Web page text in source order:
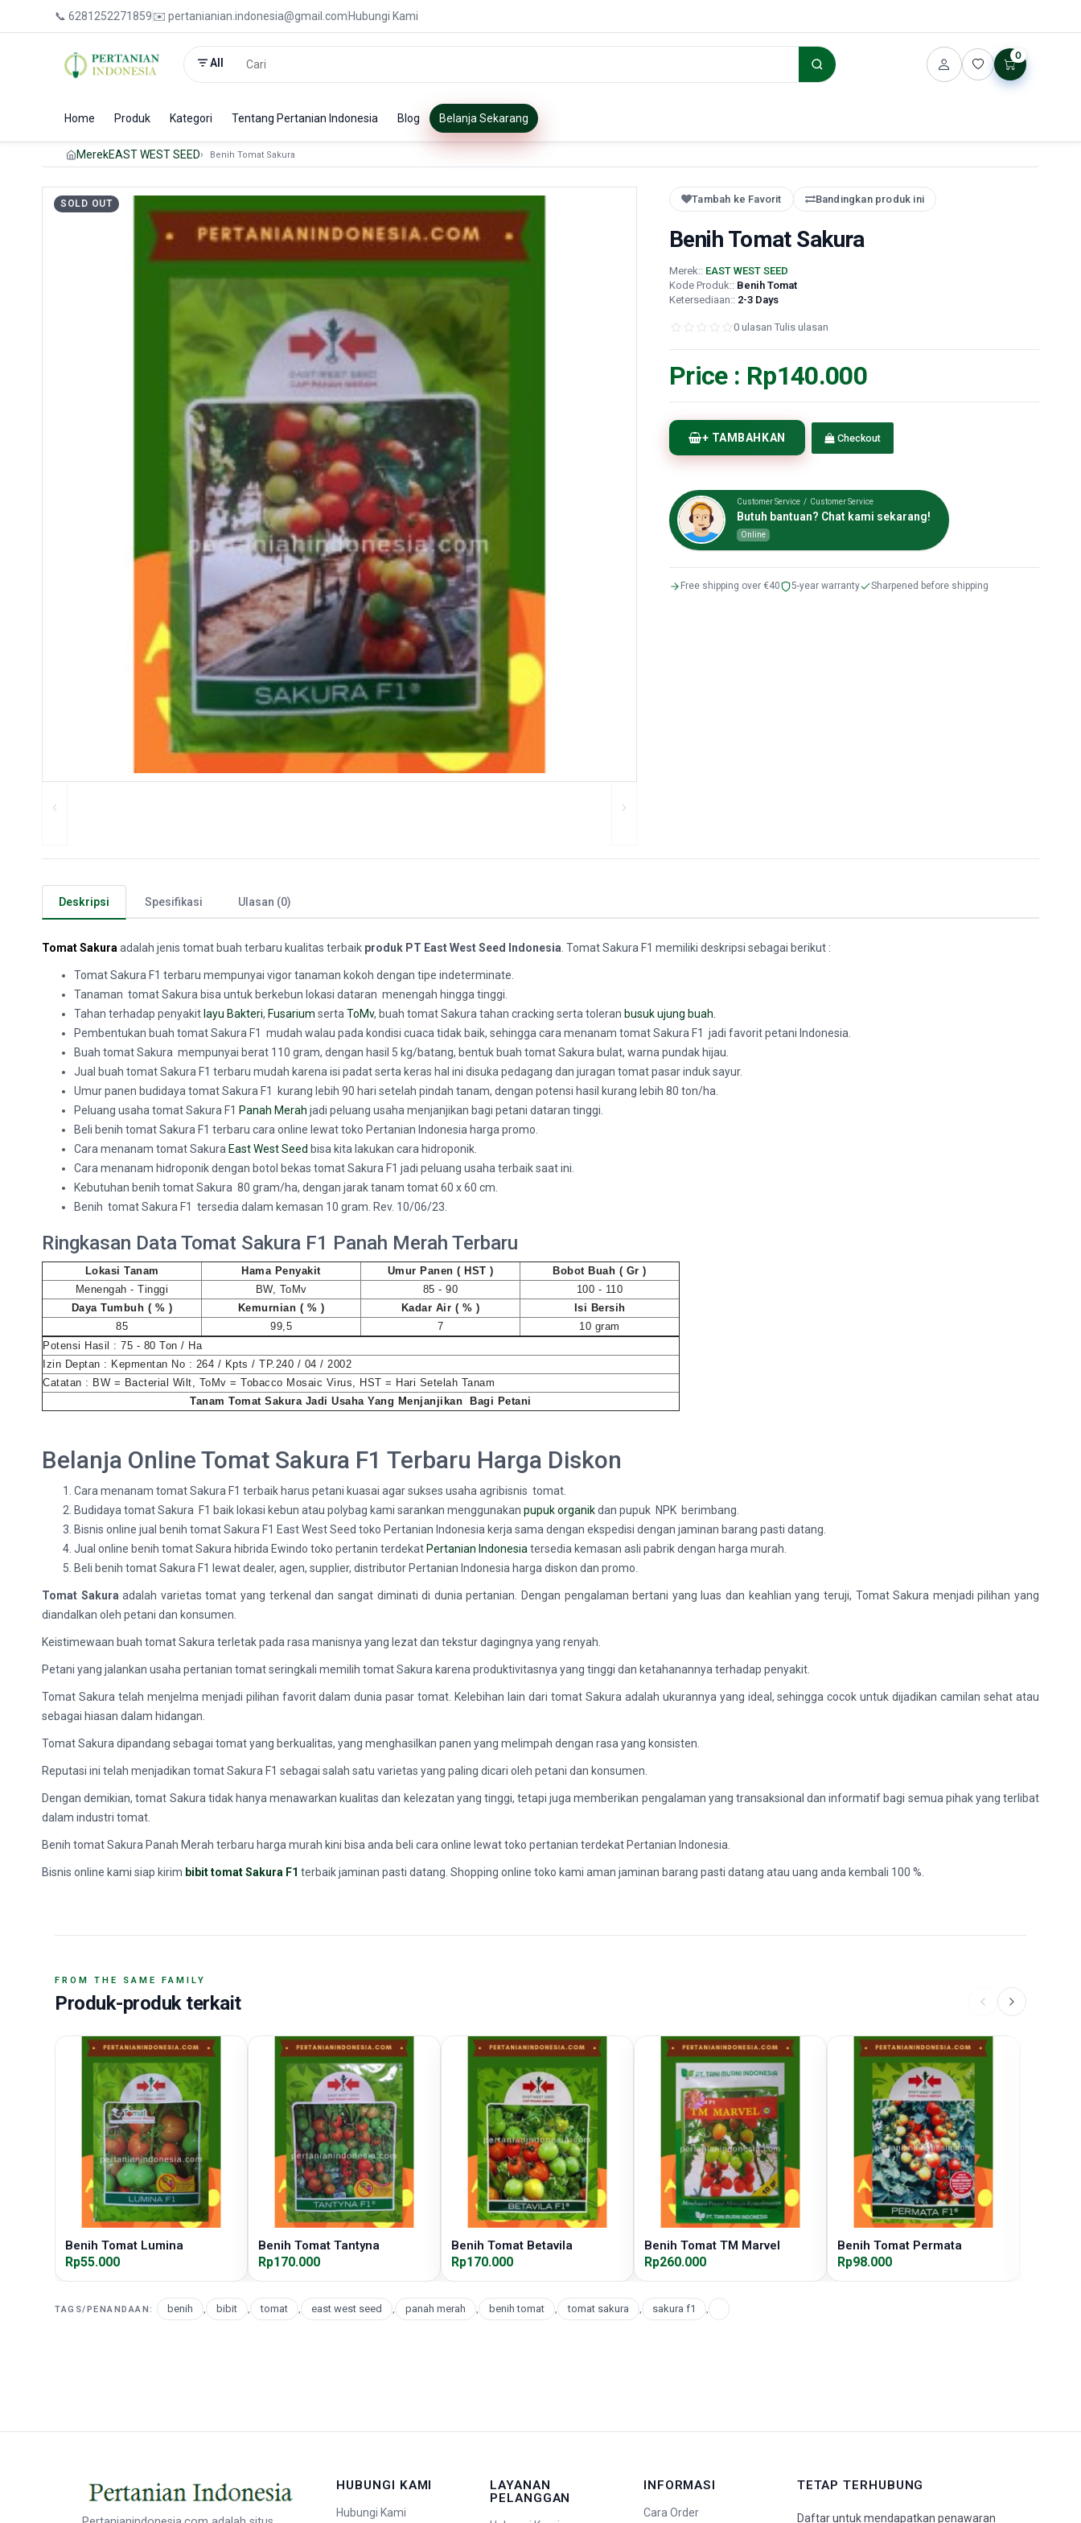
📞 6281252271859✉️ pertanianian.indonesia@gmail.com Hubungi Kami
All
0
Home Produk Kategori Tentang Pertanian Indonesia Blog Belanja Sekarang
MerekEAST WEST SEED Benih Tomat Sakura
SOLD OUT Tambah ke Favorit Bandingkan produk ini
Benih Tomat Sakura
Merek:: EAST WEST SEED
Kode Produk:: Benih Tomat
Ketersediaan:: 2-3 Days
0 ulasan Tulis ulasan
Price : Rp140.000
+ TAMBAHKAN Checkout
Customer Service / Customer Service
Butuh bantuan? Chat kami sekarang!
Online
Free shipping over €40 5-year warranty Sharpened before shipping
Deskripsi Spesifikasi Ulasan (0)
Tomat Sakura adalah jenis tomat buah terbaru kualitas terbaik produk PT East West Seed Indonesia . Tomat Sakura F1 memiliki deskripsi sebagai berikut :
Tomat Sakura F1 terbaru mempunyai vigor tanaman kokoh dengan tipe indeterminate.
Tanaman tomat Sakura bisa untuk berkebun lokasi dataran menengah hingga tinggi.
Tahan terhadap penyakit layu Bakteri, Fusarium serta ToMv, buah tomat Sakura tahan cracking serta toleran busuk ujung buah.
Pembentukan buah tomat Sakura F1 mudah walau pada kondisi cuaca tidak baik, sehingga cara menanam tomat Sakura F1 jadi favorit petani Indonesia.
Buah tomat Sakura mempunyai berat 110 gram, dengan hasil 5 kg/batang, bentuk buah tomat Sakura bulat, warna pundak hijau.
Jual buah tomat Sakura F1 terbaru mudah karena isi padat serta keras hal ini disuka pedagang dan juragan tomat pasar induk sayur.
Umur panen budidaya tomat Sakura F1 kurang lebih 90 hari setelah pindah tanam, dengan potensi hasil kurang lebih 80 ton/ha.
Peluang usaha tomat Sakura F1 Panah Merah jadi peluang usaha menjanjikan bagi petani dataran tinggi.
Beli benih tomat Sakura F1 terbaru cara online lewat toko Pertanian Indonesia harga promo.
Cara menanam tomat Sakura East West Seed bisa kita lakukan cara hidroponik.
Cara menanam hidroponik dengan botol bekas tomat Sakura F1 jadi peluang usaha terbaik saat ini.
Kebutuhan benih tomat Sakura 80 gram/ha, dengan jarak tanam tomat 60 x 60 cm.
Benih tomat Sakura F1 tersedia dalam kemasan 10 gram. Rev. 10/06/23.
Ringkasan Data Tomat Sakura F1 Panah Merah Terbaru
Lokasi Tanam Hama Penyakit Umur Panen ( HST )
Bobot Buah ( Gr )
Menengah - Tinggi
BW, ToMv 85 - 90
100 - 110
Daya Tumbuh ( % )
Kemurnian ( % ) Kadar Air ( % )
Isi Bersih
85
99,5 7
10 gram
Potensi Hasil : 75 - 80 Ton / Ha
Izin Deptan : Kepmentan No : 264 / Kpts / TP.240 / 04 / 2002
Catatan : BW = Bacterial Wilt, ToMv = Tobacco Mosaic Virus, HST = Hari Setelah Tanam
Tanam Tomat Sakura Jadi Usaha Yang Menjanjikan Bagi Petani
Belanja Online Tomat Sakura F1 Terbaru Harga Diskon
Cara menanam tomat Sakura F1 terbaik harus petani kuasai agar sukses usaha agribisnis tomat.
Budidaya tomat Sakura F1 baik lokasi kebun atau polybag kami sarankan menggunakan pupuk organikdan pupuk NPK berimbang.
Bisnis online jual benih tomat Sakura F1 East West Seed toko Pertanian Indonesia kerja sama dengan ekspedisi dengan jaminan barang pasti datang.
Jual online benih tomat Sakura hibrida Ewindo toko pertanin terdekat Pertanian Indonesia tersedia kemasan asli pabrik dengan harga murah.
Beli benih tomat Sakura F1 lewat dealer, agen, supplier, distributor Pertanian Indonesia harga diskon dan promo.
Tomat Sakura adalah varietas tomat yang terkenal dan sangat diminati di dunia pertanian. Dengan pengalaman bertani yang luas dan keahlian yang teruji, Tomat Sakura menjadi pilihan yang
diandalkan oleh petani dan konsumen.
Keistimewaan buah tomat Sakura terletak pada rasa manisnya yang lezat dan tekstur dagingnya yang renyah.
Petani yang jalankan usaha pertanian tomat seringkali memilih tomat Sakura karena produktivitasnya yang tinggi dan ketahanannya terhadap penyakit.
Tomat Sakura telah menjelma menjadi pilihan favorit dalam dunia pasar tomat. Kelebihan lain dari tomat Sakura adalah ukurannya yang ideal, sehingga cocok untuk dijadikan camilan sehat atau
sebagai hiasan dalam hidangan.
Tomat Sakura dipandang sebagai tomat yang berkualitas, yang menghasilkan panen yang melimpah dengan rasa yang konsisten.
Reputasi ini telah menjadikan tomat Sakura F1 sebagai salah satu varietas yang paling dicari oleh petani dan konsumen.
Dengan demikian, tomat Sakura tidak hanya menawarkan kualitas dan kelezatan yang tinggi, tetapi juga memberikan pengalaman yang transaksional dan informatif bagi semua pihak yang terlibat
dalam industri tomat.
Benih tomat Sakura Panah Merah terbaru harga murah kini bisa anda beli cara online lewat toko pertanian terdekat Pertanian Indonesia.
Bisnis online kami siap kirim bibit tomat Sakura F1 terbaik jaminan pasti datang. Shopping online toko kami aman jaminan barang pasti datang atau uang anda kembali 100 %.
FROM THE SAME FAMILY
Produk-produk terkait
Benih Tomat Lumina
Rp55.000
Benih Tomat Tantyna
Rp170.000
Benih Tomat Betavila
Rp170.000
Benih Tomat TM Marvel
Rp260.000
Benih Tomat Permata
Rp98.000
TAGS/PENANDAAN: benih , bibit , tomat , east west seed , panah merah , benih tomat , tomat sakura , sakura f1 ,
HUBUNGI KAMI
Hubungi Kami
LAYANAN
PELANGGAN
INFORMASI
Cara Order
TETAP TERHUBUNG
Daftar untuk mendapatkan penawaran